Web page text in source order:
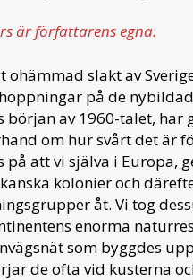
är författarens egna.
slakt av
på de
av 1960-talet, har
om hur svårt det är
att vi själva i Europa,
kolonier och
åt. Vi tog
enorma
som byggdes
de ofta vid kusterna